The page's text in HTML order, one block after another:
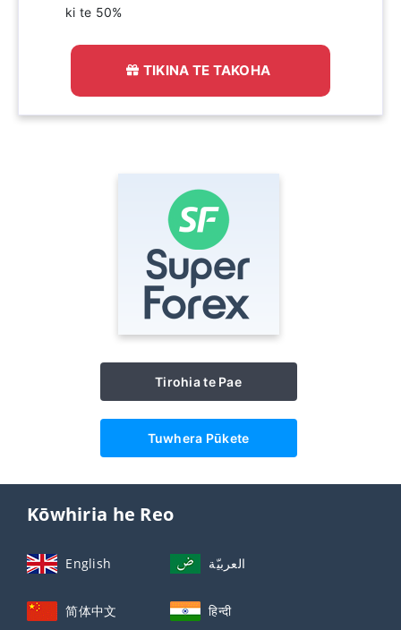
ki te 50%
TIKINA TE TAKOHA
Tirohia te Pae
Tuwhera Pūkete
Kōwhiria he Reo
English العربيّة
简体中文 हिन्दी